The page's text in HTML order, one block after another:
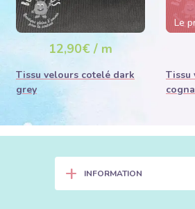
12,90€ / m
Tissu velours cotelé dark
grey
Le
Tissu
+ INFORMATION